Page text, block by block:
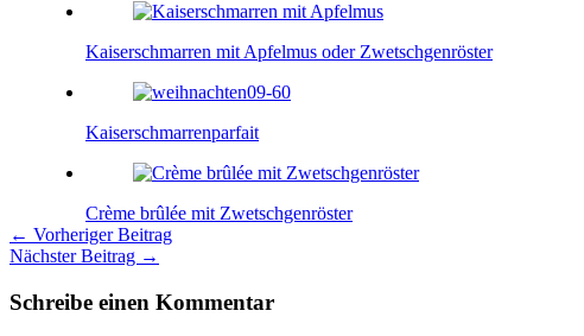
Kaiserschmarren mit Apfelmus oder Zwetschgenröster
Kaiserschmarrenparfait
Crème brûlée mit Zwetschgenröster
← Vorheriger Beitrag
Nächster Beitrag →
Schreibe einen Kommentar